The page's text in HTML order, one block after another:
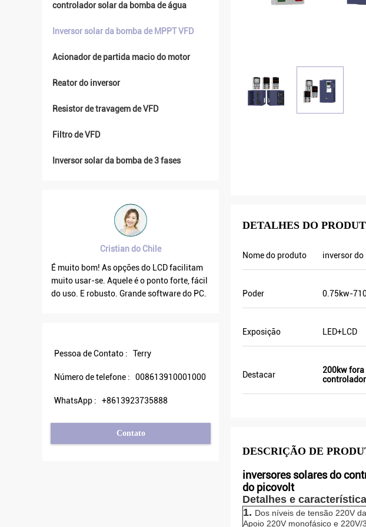
controlador solar da bomba de água
Inversor solar da bomba de MPPT VFD
Acionador de partida macio do motor
Reator do inversor
Resistor de travagem de VFD
Filtro de VFD
Inversor solar da bomba de 3 fases
Cristian do Chile
É muito bom! As opções do LCD facilitam
muito usar-se. Aquele é o ponto forte, fácil
do uso. E robusto. Grande software do PC.
A frequência da saída VFD500 é estável
a corrente de saída é menos do que outro,
por isso a frequência da saída é mais alta
Pessoa de Contato : Terry
Número de telefone : 008613910001000
WhatsApp : +8613923735888
Contato
DETALHES DO
Nome do produto inversor
Poder 0.75kw-
Exposição LED+LCD
Destacar 200kw fora
DESCRIÇÃO DE
inversores solares do
do picovolt
Detalhes e
1. Dos níveis de tensão 220V
Apoio 220V monofásico e 220V/